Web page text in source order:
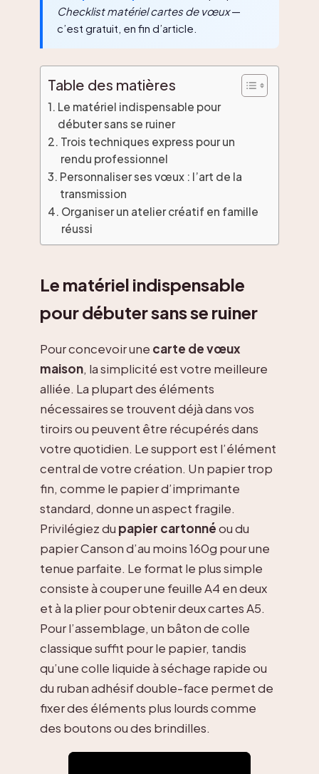
Checklist matériel cartes de vœux—
c’est gratuit, en fin d’article.
Table des matières
Le matériel indispensable pour
débuter sans se ruiner
Trois techniques express pour un
rendu professionnel
Personnaliser ses vœux : l’art de la
transmission
Organiser un atelier créatif en famille
réussi
Le matériel indispensable
pour débuter sans se ruiner
Pour concevoir une carte de vœux
maison, la simplicité est votre meilleure
alliée. La plupart des éléments
nécessaires se trouvent déjà dans vos
tiroirs ou peuvent être récupérés dans
votre quotidien. Le support est l’élément
central de votre création. Un papier trop
fin, comme le papier d’imprimante
standard, donne un aspect fragile.
Privilégiez du papier cartonnéou du
papier Canson d’au moins 160g pour une
tenue parfaite. Le format le plus simple
consiste à couper une feuille A4 en deux
et à la plier pour obtenir deux cartes A5.
Pour l’assemblage, un bâton de colle
classique suffit pour le papier, tandis
qu’une colle liquide à séchage rapide ou
du ruban adhésif double-face permet de
fixer des éléments plus lourds comme
des boutons ou des brindilles.